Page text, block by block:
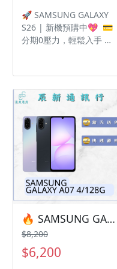
ID:@kjg6280d 大呼小叫
辰通訊行 雲林縣虎尾鎮林
森路二段200號 電話:05-
🚀 SAMSUNG GALAXY
S26 | 新機預購中💖 💳
分期0壓力，輕鬆入手 想
邊付款， 月付超輕鬆！
【商品名稱】SAMSUNG
GALAXY S26 【容量】
12/512G ‼️ 購買手機注意
事項 ‼️ • 有任何問題都歡
迎洽群官方LINE：
@kjg6280d • 七日鑑賞期
內，如商品有問題，請盡
速向我們告知並且協助處
理 • 全新品為原廠保固一
年，中古機店家保固15天
• 店家擁有隨時修改、變
更、暫停活動之權利 下單
前請先私訊和加LINE來幫
您安排快速審核及回報審
🔥 SAMSUNG GALAXY A07 4/128G 有額度快速過件 🎯 想換新機？現在就是最佳時機！現貨當天審件當天過件即可以馬上寄出
$8,200
$6,200